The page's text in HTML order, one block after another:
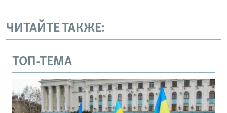
ЧИТАЙТЕ ТАКЖЕ:
ТОП-ТЕМА